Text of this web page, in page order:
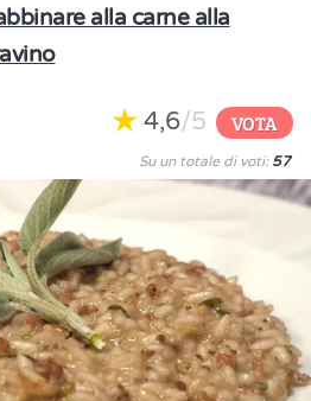
alla carne alla
4,6/5 VOTA
Su un totale di voti: 57